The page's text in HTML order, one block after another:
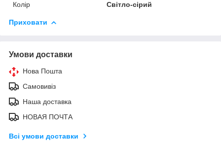
Колір
Світло-сірий
Приховати
Умови доставки
Нова Пошта
Самовивіз
Наша доставка
НОВАЯ ПОЧТА
Всі умови доставки